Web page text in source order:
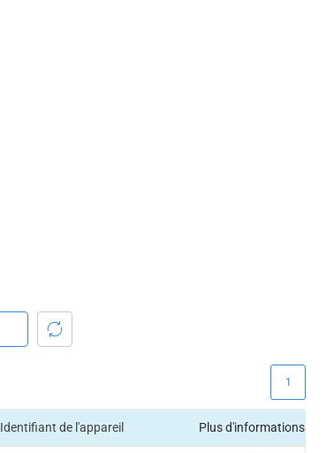
1
Identifiant de l'appareil Plus d'informations